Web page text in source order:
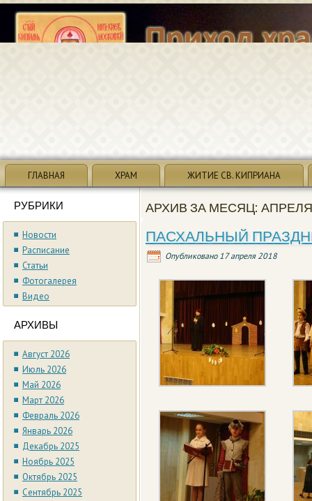
ГЛАВНАЯ ХРАМ ЖИТИЕ СВ. КИПРИАНА
РУБРИКИ
Новости
Расписание
Статьи
Фотогалерея
Видео
АРХИВЫ
Август 2026
Июль 2026
Май 2026
Март 2026
Февраль 2026
Январь 2026
Декабрь 2025
Ноябрь 2025
Октябрь 2025
Сентябрь 2025
АРХИВ ЗА МЕСЯЦ: АПРЕЛЯ
ПАСХАЛЬНЫЙ
Опубликовано 17 апреля 2018